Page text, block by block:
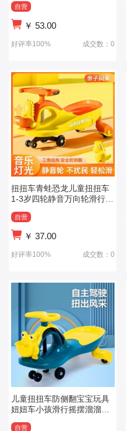
自营
￥ 53.00
好评率100% 成交数：0
扭扭车青蛙恐龙儿童扭扭车
1-3岁四轮静音万向轮滑行车
自营
￥ 37.00
好评率100% 成交数：0
儿童扭扭车防侧翻宝宝玩具
妞妞车小孩滑行摇摆溜溜车
自营